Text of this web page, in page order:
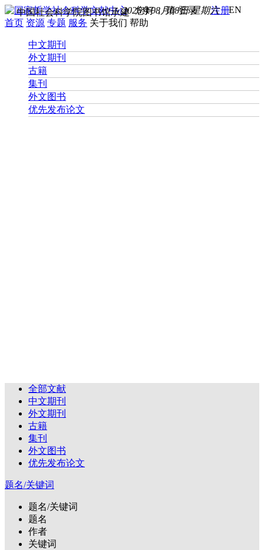
您好， 请登录 注册EN
2026年08月08日 星期六
中国社会科学院图书馆承建
首页 资源 专题 服务 关于我们 帮助
中文期刊
外文期刊
古籍
集刊
外文图书
优先发布论文
全部文献
中文期刊
外文期刊
古籍
集刊
外文图书
优先发布论文
题名/关键词
题名/关键词
题名
作者
关键词